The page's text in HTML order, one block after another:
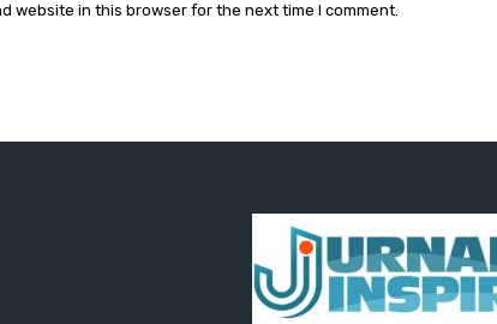
website in this browser for the next time I comment.